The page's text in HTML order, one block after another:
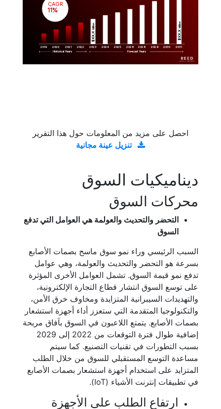
2019 2020 2021 2022 2023 2024 2025 2026 2028 2029 2030 2031
$XX.X
Million
$XX.X
Million
CAGR
11%
Historical Years Forecast Years
احصل على مزيد من المعلومات حول هذا التقرير
تنزيل عينة مجانية
ديناميكيات السوق
محركات السوق
التحضر والتحديث والعولمة هي العوامل التي تدفع
السوق
السبب الرئيسي وراء نمو سوق ماسح بصمات الأصابع
بسرعة هو التحضر والتحديث والعولمة، وهي عوامل
تدفع نمو قيمة السوق. تشمل العوامل الأخرى المؤثرة
على توسع السوق انتشار قطاع التجارة الإلكترونية،
والتهديدات السيبرانية المتزايدة ومخاوف خرق الأمن،
والتكنولوجيا المتقدمة التي ستعزز أداء أجهزة استشعار
بصمات الأصابع. يتمتع اللاعبون في السوق بآفاق مربحة
إضافية طوال فترة التوقعات من 2022 إلى 2029
بسبب التطورات في تقنيات التصنيع. كما سيتم
مساعدة التوسع المستقبلي للسوق من خلال الطلب
المتزايد على استخدام أجهزة استشعار بصمات الأصابع
في تطبيقات إنترنت الأشياء (IoT).
ارتفاع الطلب على الأجهزة